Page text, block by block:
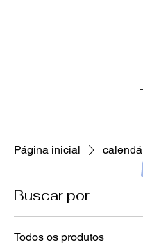
Página inicial
Buscar por
Todos os produtos